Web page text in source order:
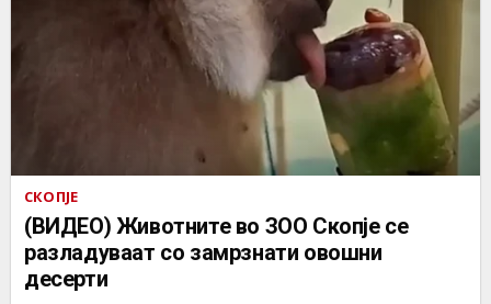
СКОПЈЕ
(ВИДЕО) Животните во ЗОО Скопје се
разладуваат со замрзнати овошни
десерти